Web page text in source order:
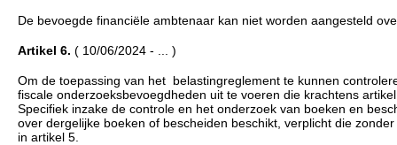
De bevoegde financiële ambtenaar kan niet worden aangesteld
Artikel 6. ( 10/06/2024 - ... )
Om de toepassing van het belastingreglement te kunnen
fiscale onderzoeksbevoegdheden uit te voeren die krachtens
Specifiek inzake de controle en het onderzoek van boeken en
over dergelijke boeken of bescheiden beschikt, verplicht die
in artikel 5.